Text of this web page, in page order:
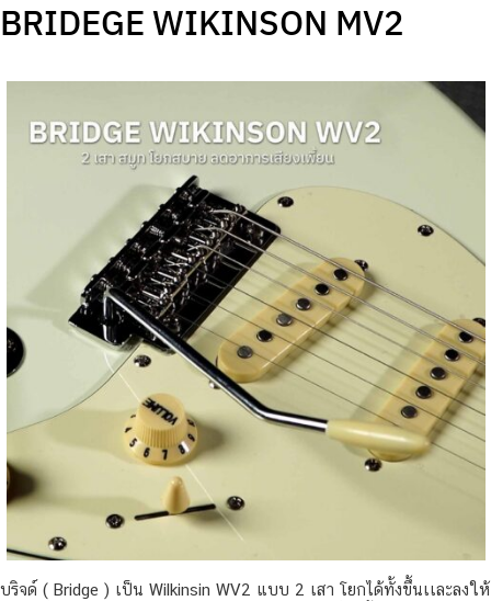
BRIDEGE WIKINSON MV2
บริจด์ ( Bridge ) เป็น Wilkinsin WV2 แบบ 2 เสา โยกได้ทั้งขึ้นเเละลงให้